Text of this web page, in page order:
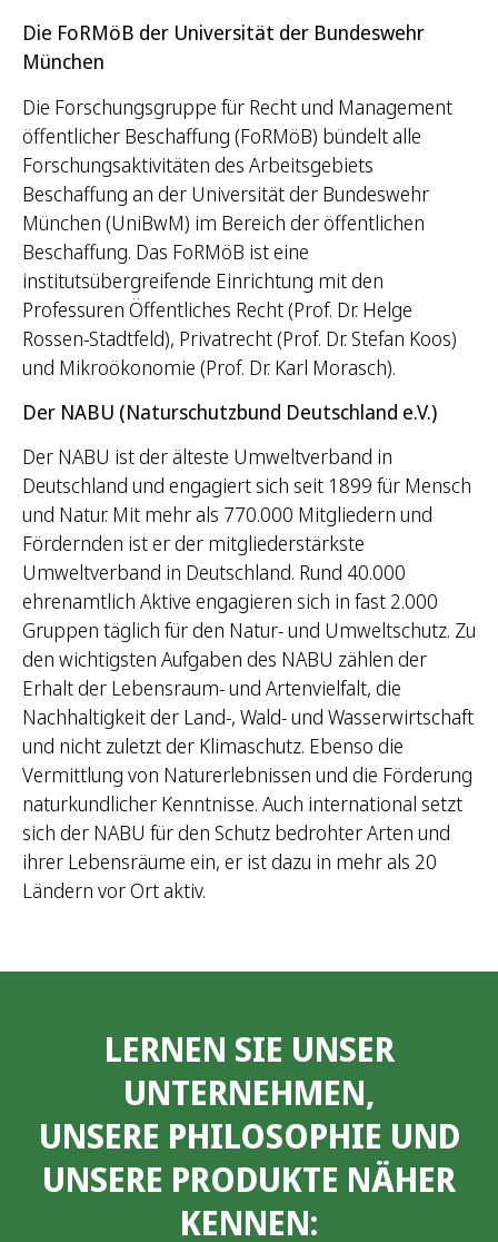
Die FoRMöB der Universität der Bundeswehr
München
Die Forschungsgruppe für Recht und Management
öffentlicher Beschaffung (FoRMöB) bündelt alle
Forschungsaktivitäten des Arbeitsgebiets
Beschaffung an der Universität der Bundeswehr
München (UniBwM) im Bereich der öffentlichen
Beschaffung. Das FoRMöB ist eine
institutsübergreifende Einrichtung mit den
Professuren Öffentliches Recht (Prof. Dr. Helge
Rossen-Stadtfeld), Privatrecht (Prof. Dr. Stefan Koos)
und Mikroökonomie (Prof. Dr. Karl Morasch).
Der NABU (Naturschutzbund Deutschland e.V.)
Der NABU ist der älteste Umweltverband in
Deutschland und engagiert sich seit 1899 für Mensch
und Natur. Mit mehr als 770.000 Mitgliedern und
Fördernden ist er der mitgliederstärkste
Umweltverband in Deutschland. Rund 40.000
ehrenamtlich Aktive engagieren sich in fast 2.000
Gruppen täglich für den Natur- und Umweltschutz. Zu
den wichtigsten Aufgaben des NABU zählen der
Erhalt der Lebensraum- und Artenvielfalt, die
Nachhaltigkeit der Land-, Wald- und Wasserwirtschaft
und nicht zuletzt der Klimaschutz. Ebenso die
Vermittlung von Naturerlebnissen und die Förderung
naturkundlicher Kenntnisse. Auch international setzt
sich der NABU für den Schutz bedrohter Arten und
ihrer Lebensräume ein, er ist dazu in mehr als 20
Ländern vor Ort aktiv.
LERNEN SIE UNSER
UNTERNEHMEN,
UNSERE PHILOSOPHIE UND
UNSERE PRODUKTE NÄHER
KENNEN: